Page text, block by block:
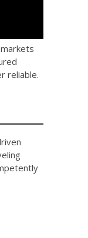
reliable.